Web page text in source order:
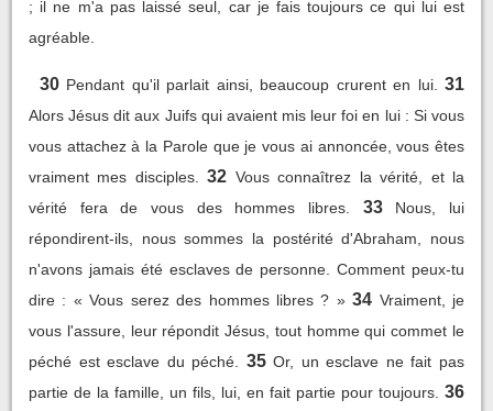
; il ne m'a pas laissé seul, car je fais toujours ce qui lui est
agréable.
30 Pendant qu'il parlait ainsi, beaucoup crurent en lui. 31
Alors Jésus dit aux Juifs qui avaient mis leur foi en lui : Si vous
vous attachez à la Parole que je vous ai annoncée, vous êtes
vraiment mes disciples.
32 Vous connaîtrez la vérité, et la
vérité fera de vous des hommes libres.
33
Nous, lui
répondirent-ils, nous sommes la postérité d'Abraham, nous
n'avons jamais été esclaves de personne. Comment peux-tu
dire : « Vous serez des hommes libres ? » 34 Vraiment, je
vous l'assure, leur répondit Jésus, tout homme qui commet le
péché est esclave du péché.
35 Or, un esclave ne fait pas
partie de la famille, un fils, lui, en fait partie pour toujours. 36